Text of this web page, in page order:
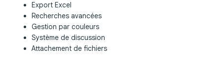
Export Excel
Recherches avancées
Gestion par couleurs
Système de discussion
Attachement de fichiers